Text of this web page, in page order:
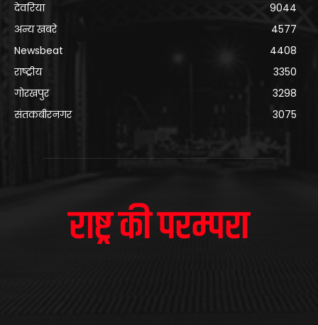
देवरिया
9044
अन्य खबरे
4577
Newsbeat
4408
राष्ट्रीय
3350
गोरखपुर
3298
संतकबीरनगर
3075